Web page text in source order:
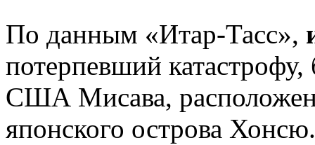
По данным «Итар-Тасс»,
потерпевший
США Мисава,
японского острова Хонсю.